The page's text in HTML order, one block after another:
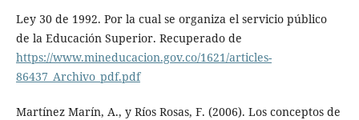
Ley 30 de 1992. Por la cual se organiza el servicio público
de la Educación Superior. Recuperado de
https://www.mineducacion.gov.co/1621/articles-
86437_Archivo_pdf.pdf
Martínez Marín, A., y Ríos Rosas, F. (2006). Los conceptos de